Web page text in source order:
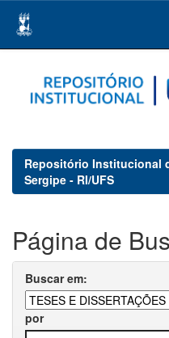
navigation
Repositório Institucional
Sergipe - RI/UFS
Página de
Buscar em:
por